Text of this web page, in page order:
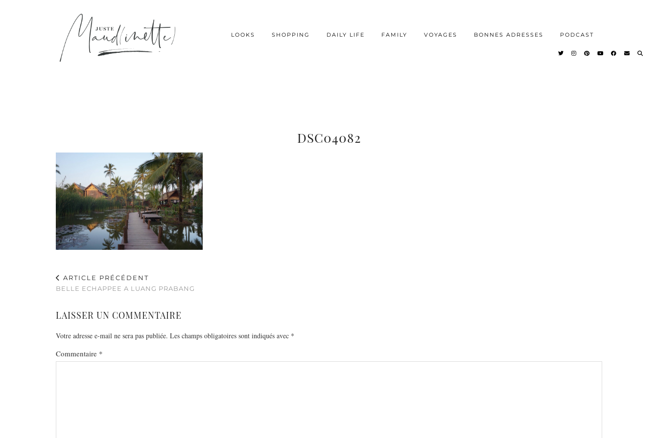
LOOKS SHOPPING DAILY LIFE FAMILY VOYAGES BONNES ADRESSES PODCAST
DSC04082
ARTICLE PRÉCÉDENT
BELLE ECHAPPEE A LUANG PRABANG
LAISSER UN COMMENTAIRE
Votre adresse e-mail ne sera pas publiée. Les champs obligatoires sont indiqués avec *
Commentaire *